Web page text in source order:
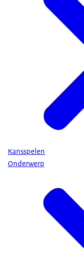
Kansspelen
Onderwerp